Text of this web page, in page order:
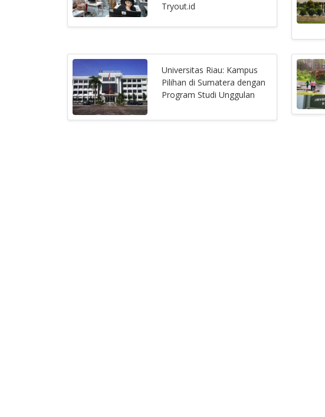
Tryout.id
Universitas Riau: Kampus
Pilihan di Sumatera dengan
Program Studi Unggulan